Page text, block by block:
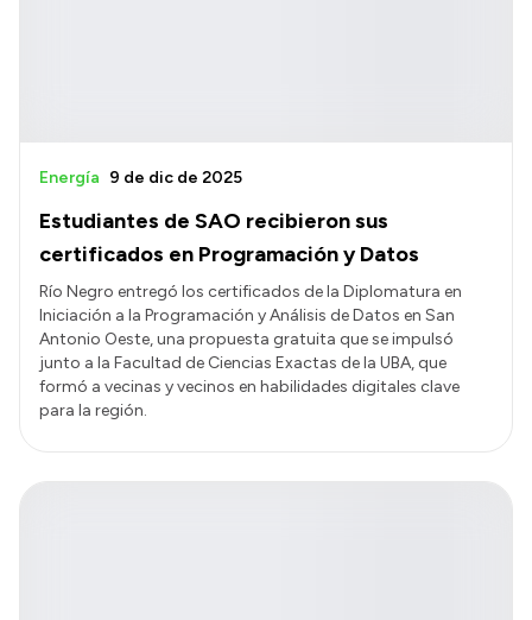
Estudiantes de SAO recibieron sus
certificados en Programación y Datos
Energía 9 de dic de 2025
Río Negro entregó los certificados de la Diplomatura en
Iniciación a la Programación y Análisis de Datos en San
Antonio Oeste, una propuesta gratuita que se impulsó
junto a la Facultad de Ciencias Exactas de la UBA, que
formó a vecinas y vecinos en habilidades digitales clave
para la región.